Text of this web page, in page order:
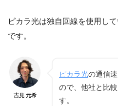
ピカラ光は独自回線を使用し
です。
吉見 元希
ピカラ光の通信
ので、他社と比
す。